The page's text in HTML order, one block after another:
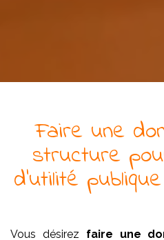
Faire une
structure
d'utilité publique
Vous désirez faire une